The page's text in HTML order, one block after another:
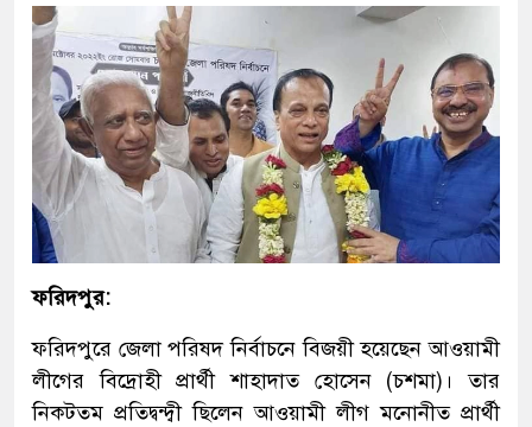
ফরিদপুর:
ফরিদপুরে জেলা পরিষদ নির্বাচনে বিজয়ী হয়েছেন আওয়ামী
লীগের বিদ্রোহী প্রার্থী শাহাদাত হোসেন (চশমা)। তার
নিকটতম প্রতিদ্বন্দ্বী ছিলেন আওয়ামী লীগ মনোনীত প্রার্থী